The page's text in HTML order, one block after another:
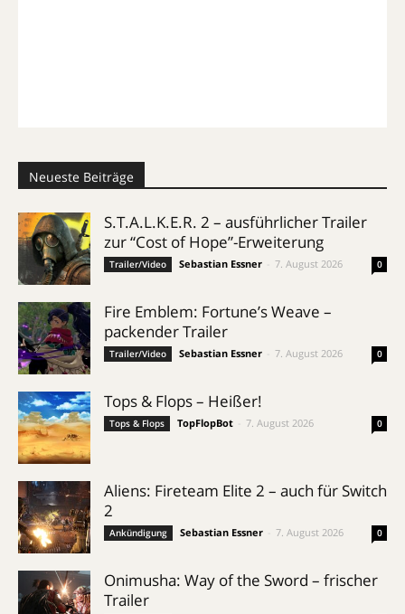
Neueste Beiträge
S.T.A.L.K.E.R. 2 – ausführlicher Trailer
zur “Cost of Hope”-Erweiterung
Trailer/Video Sebastian Essner 7. August 2026 0
Fire Emblem: Fortune’s Weave –
packender Trailer
Trailer/Video Sebastian Essner 7. August 2026 0
Tops & Flops – Heißer!
Tops & Flops TopFlopBot 7. August 2026 0
Aliens: Fireteam Elite 2 – auch für Switch
2
Ankündigung Sebastian Essner 7. August 2026 0
Onimusha: Way of the Sword – frischer
Trailer